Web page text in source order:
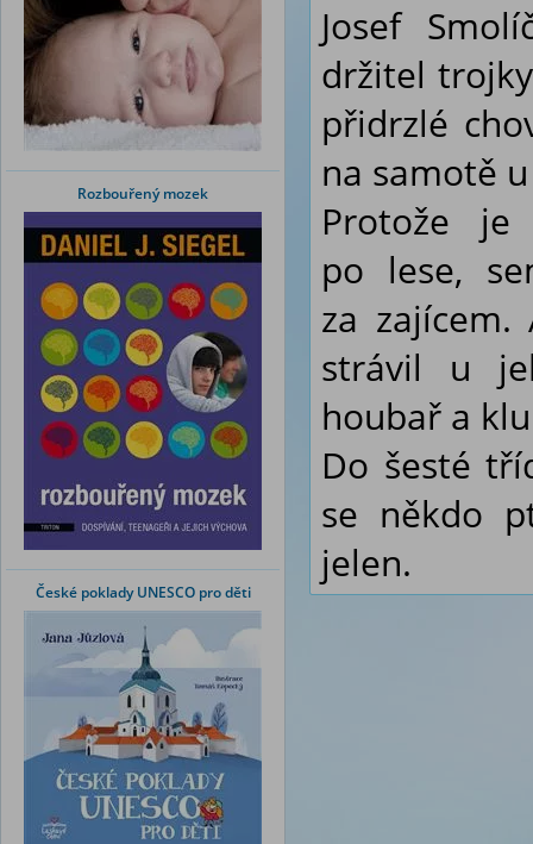
Rozbouřený mozek
České poklady UNESCO pro děti
Josef
držitel
přidrzlé
na samotě
Protože
po lese,
za
strávil u
houbař a
Do šesté
se někdo
jelen.